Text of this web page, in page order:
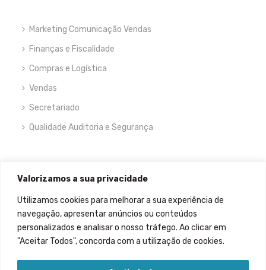
Valorizamos a sua privacidade
Utilizamos cookies para melhorar a sua experiência de
navegação, apresentar anúncios ou conteúdos
personalizados e analisar o nosso tráfego. Ao clicar em
"Aceitar Todos", concorda com a utilização de cookies.
Marketing Comunicação Vendas
Finanças e Fiscalidade
Compras e Logística
Vendas
Secretariado
Qualidade Auditoria e Segurança